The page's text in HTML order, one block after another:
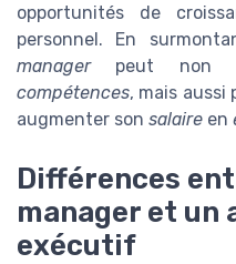
opportunités de
personnel. En
managerpeut non
compétences, mais aussi
augmenter son salaire en
Différences
manager et un
exécutif